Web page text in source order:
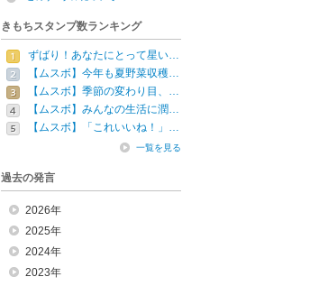
きもちスタンプ数ランキング
ずばり！あなたにとって星い…
【ムスボ】今年も夏野菜収穫…
【ムスボ】季節の変わり目、…
【ムスボ】みんなの生活に潤…
【ムスボ】「これいいね！」…
一覧を見る
過去の発言
2026年
2025年
2024年
2023年